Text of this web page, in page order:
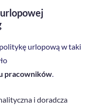
urlopową w taki
pracowników
i doradcza